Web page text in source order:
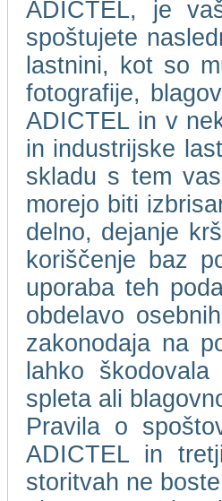
ADICTEL, je
spoštujete
lastnini, kot so
fotografije,
ADICTEL in v
in industrijske
skladu s tem
morejo biti
delno, dejanje
koriščenje baz
uporaba teh
obdelavo
zakonodaja na
lahko
spleta ali
Pravila o
ADICTEL in
storitvah ne